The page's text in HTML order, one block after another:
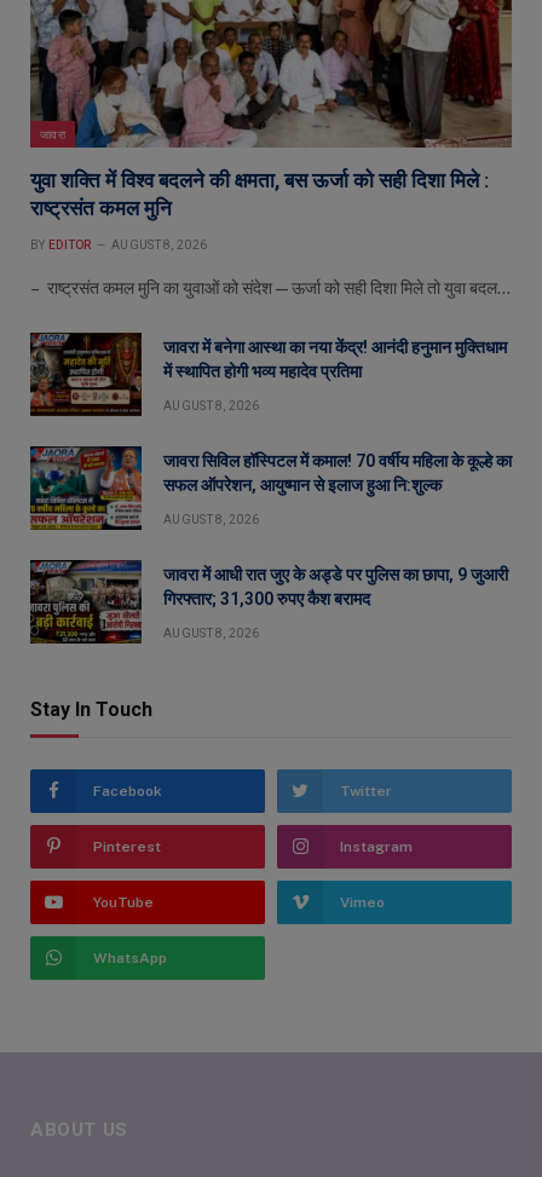
जावरा
युवा शक्ति में विश्व बदलने की क्षमता, बस ऊर्जा को सही दिशा मिले :
राष्ट्रसंत कमल मुनि
BY EDITOR AUGUST 8, 2026
– राष्ट्रसंत कमल मुनि का युवाओं को संदेश—ऊर्जा को सही दिशा मिले तो युवा बदल…
जावरा में बनेगा आस्था का नया केंद्र! आनंदी हनुमान मुक्तिधाम
में स्थापित होगी भव्य महादेव प्रतिमा
AUGUST 8, 2026
जावरा सिविल हॉस्पिटल में कमाल! 70 वर्षीय महिला के कूल्हे का
सफल ऑपरेशन, आयुष्मान से इलाज हुआ नि:शुल्क
AUGUST 8, 2026
जावरा में आधी रात जुए के अड्डे पर पुलिस का छापा, 9 जुआरी
गिरफ्तार; 31,300 रुपए कैश बरामद
AUGUST 8, 2026
Stay In Touch
Facebook Twitter
Pinterest Instagram
YouTube Vimeo
WhatsApp
ABOUT US